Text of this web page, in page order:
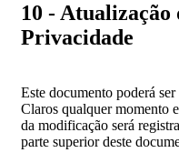
10 - Atualização
Privacidade
Este documento poderá
Claros qualquer momento
da modificação será
parte superior deste